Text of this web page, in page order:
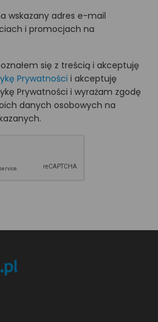
wskazany adres e-mail
i promocjach na
się z treścią i akceptuję
Prywatności i akceptuję
Prywatności i wyrażam zgodę
danych osobowych na